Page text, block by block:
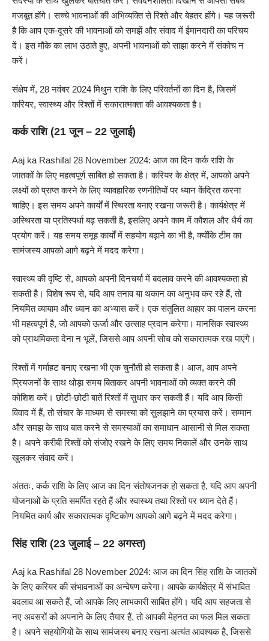
मजबूत होंगे। सच्चे भावनाओं की अभिव्यक्ति से रिश्ते और बेहतर होंगे। यह जरूरी
है कि आप एक-दूसरे की भावनाओं को समझें और संवाद में ईमानदारी का परिचय
दें। इस मौके का लाभ उठाते हुए, अपनी भावनाओं को साझा करने में संकोच न
करें।
संक्षेप में, 28 नवंबर 2024 मिथुन राशि के लिए परिवर्तनों का दिन है, जिसमें
करियर, स्वास्थ्य और रिश्तों में सकारात्मक्ता की आवश्यकता है।
कर्क राशि (21 जून – 22 जुलाई)
Aaj ka Rashifal 28 November 2024: आज का दिन कर्क राशि के
जातकों के लिए महत्वपूर्ण साबित हो सकता है। करियर के क्षेत्र में, आपको अपने
लक्ष्यों को प्राप्त करने के लिए व्यावहारिक रणनीतियों पर ध्यान केंद्रित करना
चाहिए। इस समय अपने कार्यों में स्थिरता बनाए रखना जरूरी है। कार्यक्षेत्र में
अस्थिरता या प्रतिस्पर्धा बढ़ सकती है, इसलिए अपने काम में कौशल और धैर्य का
प्रयोग करें। यह समय समूह कार्यों में सहयोग बढ़ाने का भी है, क्योंकि टीम का
सामंजस्य आपको आगे बढ़ने में मदद करेगा।
स्वास्थ्य की दृष्टि से, आपको अपनी दिनचर्या में बदलाव करने की आवश्यकता हो
सकती है। विशेष रूप से, यदि आप तनाव या थकान का अनुभव कर रहे हैं, तो
नियमित व्यायाम और ध्यान का अभ्यास करें। एक संतुलित आहार का पालन करना
भी महत्वपूर्ण है, जो आपको ऊर्जा और उत्साह प्रदान करेगा। मानसिक स्वास्थ्य
को प्राथमिकता देना न भूलें, जिससे आप अपनी सोच को सकारात्मक रख पाएंगे।
रिश्तों में गर्माहट बनाए रखना भी एक चुनौती हो सकता है। आज, आप अपने
प्रियजनों के साथ थोड़ा समय बिताकर अपनी भावनाओं को व्यक्त करने की
कोशिश करें। छोटी-छोटी बातें रिश्तों में सुधार कर सकती हैं। यदि आप किसी
विवाद में हैं, तो संचार के माध्यम से समस्या को सुलझाने का प्रयास करें। सम्मान
और समझ के साथ बात करने से समस्याओं का समाधान आसानी से मिल सकता
है। अपने करीबी रिश्तों को संजोए रखने के लिए समय निकालें और उनके साथ
खुलकर संवाद करें।
अंततः, कर्क राशि के लिए आज का दिन संतोषजनक हो सकता है, यदि आप अपनी
योजनाओं के प्रति समर्पित रहते हैं और स्वास्थ्य तथा रिश्तों पर ध्यान देते हैं।
नियमित कार्य और सकारात्मक दृष्टिकोण आपको आगे बढ़ने में मदद करेगा।
सिंह राशि (23 जुलाई – 22 अगस्त)
Aaj ka Rashifal 28 November 2024: आज का दिन सिंह राशि के जातकों
के लिए करियर की संभावनाओं का अन्वेषण करेगा। आपके कार्यक्षेत्र में संभावित
बदलाव आ सकते हैं, जो आपके लिए लाभकारी साबित होंगे। यदि आप सहजता से
नए अवसरों को अपनाने के लिए तैयार हैं, तो आपकी मेहनत का फल मिल सकता
है। अपने सहयोगियों के साथ सामंजस्य बनाए रखना अत्यंत आवश्यक है, जिससे